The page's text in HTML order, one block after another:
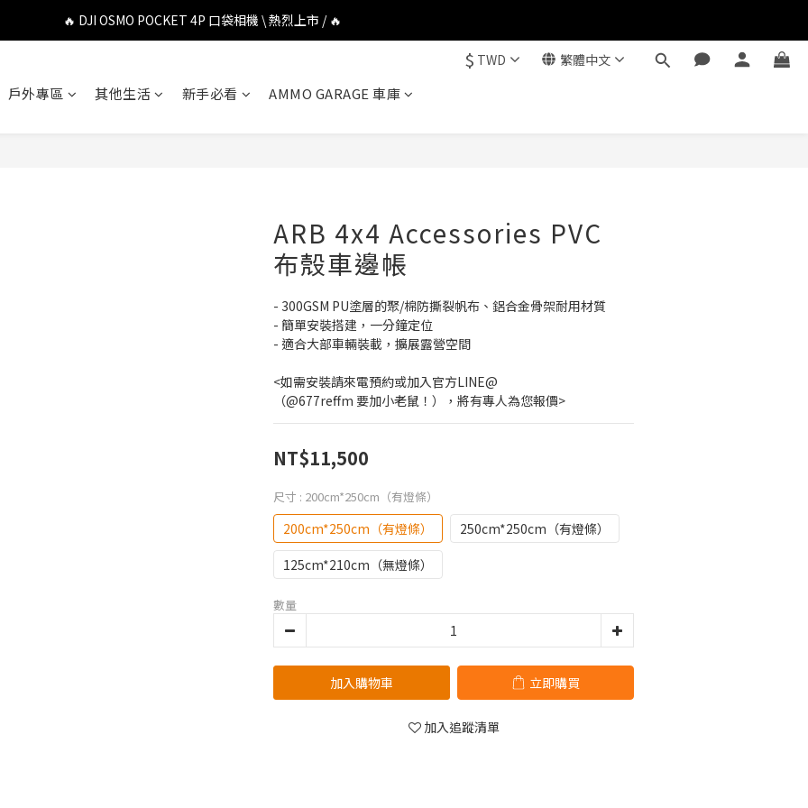
🔥 DJI OSMO POCKET 4P 口袋相機 \ 熱烈上市 / 🔥
🔥 DJI OSMO POCKET 4P 口袋相機 \ 熱烈上市 / 🔥
🔥 Insta360 GO Ultra Hello Kitty 聯名限定套裝 \ 時尚上市 / 🔥
$ TWD 繁體中文
戶外專區 其他生活 新手必看 AMMO GARAGE 車庫
ARB 4x4 Accessories PVC
布殼車邊帳
- 300GSM PU塗層的聚/棉防撕裂帆布、鋁合金骨架耐用材質
- 簡單安裝搭建，一分鐘定位
- 適合大部車輛裝載，擴展露營空間
<如需安裝請來電預約或加入官方LINE@
（@677reffm 要加小老鼠！），將有專人為您報價>
NT$11,500
尺寸 : 200cm*250cm（有燈條）
200cm*250cm（有燈條）
250cm*250cm（有燈條）
125cm*210cm（無燈條）
數量
加入購物車 立即購買
加入追蹤清單